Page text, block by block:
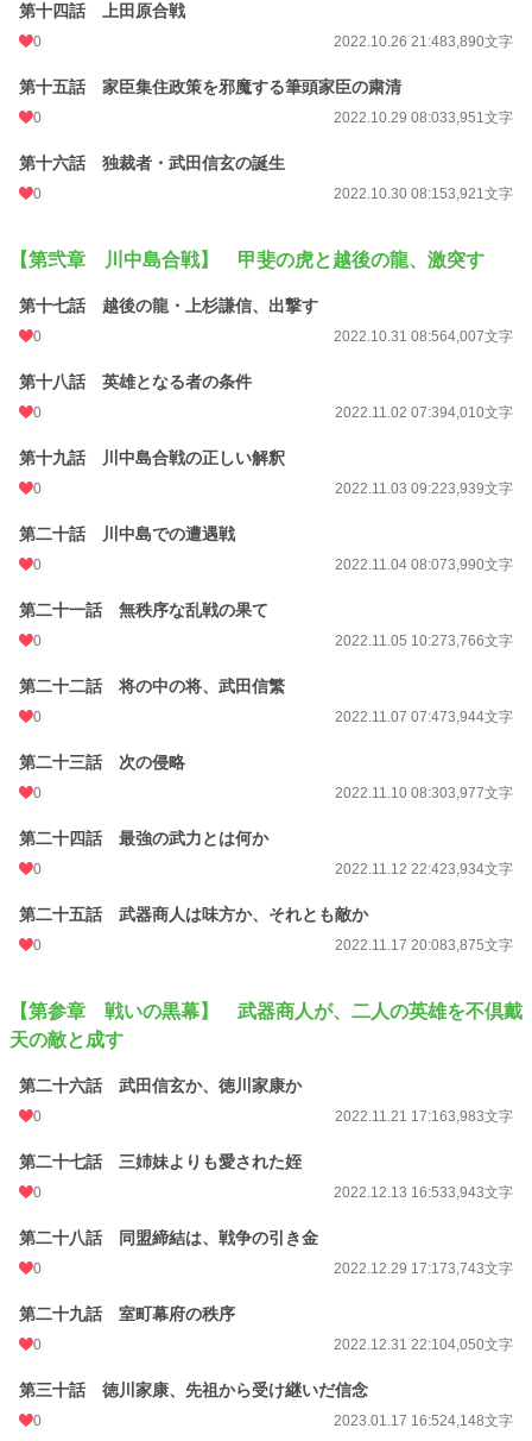
第十四話 上田原合戦
0 2022.10.26 21:483,890文字
第十五話 家臣集住政策を邪魔する筆頭家臣の粛清
0 2022.10.29 08:033,951文字
第十六話 独裁者・武田信玄の誕生
0 2022.10.30 08:153,921文字
【第弐章 川中島合戦】 甲斐の虎と越後の龍、激突す
第十七話 越後の龍・上杉謙信、出撃す
0 2022.10.31 08:564,007文字
第十八話 英雄となる者の条件
0 2022.11.02 07:394,010文字
第十九話 川中島合戦の正しい解釈
0 2022.11.03 09:223,939文字
第二十話 川中島での遭遇戦
0 2022.11.04 08:073,990文字
第二十一話 無秩序な乱戦の果て
0 2022.11.05 10:273,766文字
第二十二話 将の中の将、武田信繁
0 2022.11.07 07:473,944文字
第二十三話 次の侵略
0 2022.11.10 08:303,977文字
第二十四話 最強の武力とは何か
0 2022.11.12 22:423,934文字
第二十五話 武器商人は味方か、それとも敵か
0 2022.11.17 20:083,875文字
【第参章 戦いの黒幕】 武器商人が、二人の英雄を不倶戴
天の敵と成す
第二十六話 武田信玄か、徳川家康か
0 2022.11.21 17:163,983文字
第二十七話 三姉妹よりも愛された姪
0 2022.12.13 16:533,943文字
第二十八話 同盟締結は、戦争の引き金
0 2022.12.29 17:173,743文字
第二十九話 室町幕府の秩序
0 2022.12.31 22:104,050文字
第三十話 徳川家康、先祖から受け継いだ信念
0 2023.01.17 16:524,148文字